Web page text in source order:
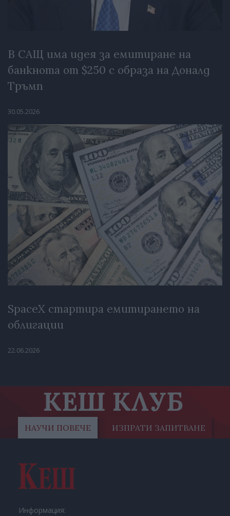
В САЩ има идея за емитиране на
банкнота от $250 с образа на Доналд
Тръмп
30.05.2026
SpaceX стартира емитирането на
облигации
22.06.2026
КЕШ КЛУБ
НАУЧИ ПОВЕЧЕ ИЗПРАТИ ЗАПИТВАНЕ
Информация: